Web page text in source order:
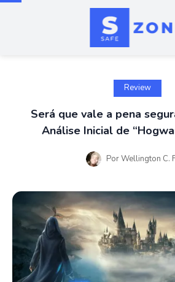
Review
Será que vale a pena
Análise Inicial de
PorWellington C.